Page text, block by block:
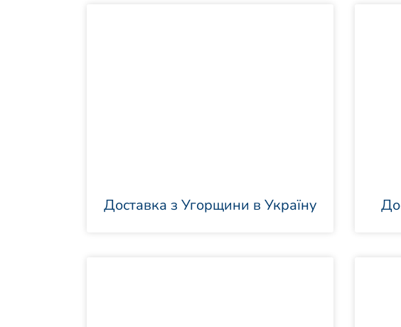
Доставка з Угорщини в Україну